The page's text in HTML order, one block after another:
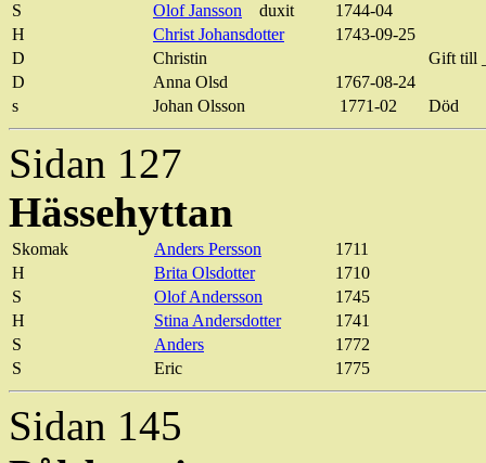
S
Olof Jansson duxit
1744-04
H
Christ Johansdotter
1743-09-25
D
Christin
Gift till
D
Anna Olsd
1767-08-24
s
Johan Olsson 1771-02 Död
Sidan 127
Hässehyttan
Skomak Anders Persson
1711
H
Brita Olsdotter
1710
S
Olof Andersson
1745
H
Stina Andersdotter
1741
S
Anders
1772
S
Eric 1775
Sidan 145